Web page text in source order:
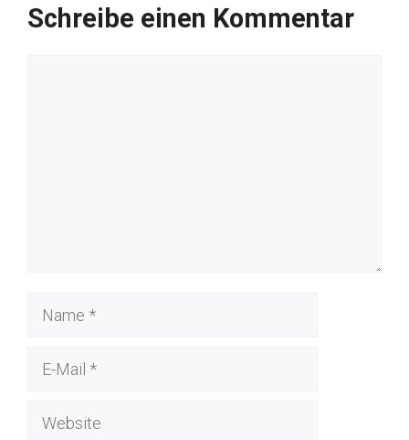
Schreibe einen Kommentar
Name
Website